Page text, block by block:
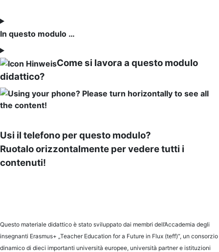
In questo modulo …
Come si lavora a questo modulo
didattico?
Usi il telefono per questo modulo?
Ruotalo orizzontalmente per vedere tutti i
contenuti!
Questo materiale didattico è stato sviluppato dai membri dell’Accademia degli
insegnanti Erasmus+ „Teacher Education for a Future in Flux (teff)“, un consorzio
dinamico di dieci importanti università europee, università partner e istituzioni